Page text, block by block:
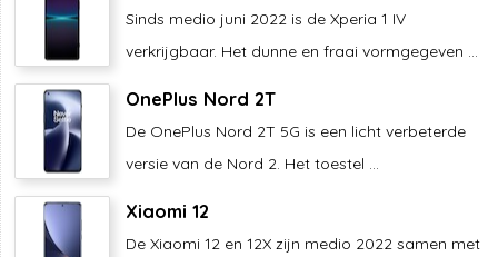
Sinds medio juni 2022 is de Xperia 1 IV
verkrijgbaar. Het dunne en fraai vormgegeven ...
OnePlus Nord 2T
De OnePlus Nord 2T 5G is een licht verbeterde
versie van de Nord 2. Het toestel ...
Xiaomi 12
De Xiaomi 12 en 12X zijn medio 2022 samen met